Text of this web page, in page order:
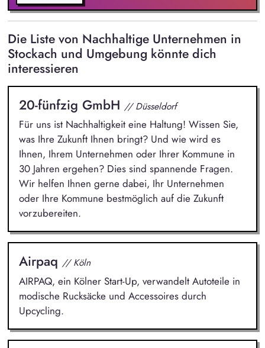
Die Liste von Nachhaltige Unternehmen in
Stockach und Umgebung könnte dich
interessieren
20-fünfzig GmbH // Düsseldorf
Für uns ist Nachhaltigkeit eine Haltung! Wissen Sie,
was Ihre Zukunft Ihnen bringt? Und wie wird es
Ihnen, Ihrem Unternehmen oder Ihrer Kommune in
30 Jahren ergehen? Dies sind spannende Fragen.
Wir helfen Ihnen gerne dabei, Ihr Unternehmen
oder Ihre Kommune bestmöglich auf die Zukunft
vorzubereiten.
Airpaq // Köln
AIRPAQ, ein Kölner Start-Up, verwandelt Autoteile in
modische Rucksäcke und Accessoires durch
Upcycling.